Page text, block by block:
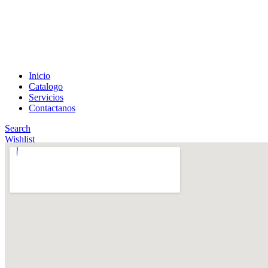
Inicio
Catalogo
Servicios
Contactanos
Search
Wishlist